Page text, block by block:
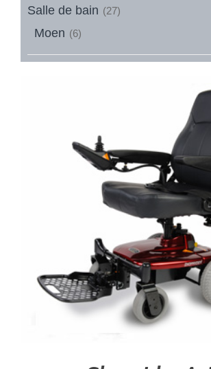
Salle de bain (27)
Moen (6)